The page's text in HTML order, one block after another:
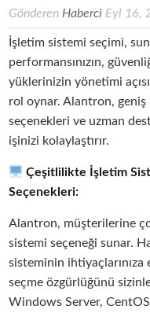
GönderenHaberci Eyl 16,
İşletim sistemi seçimi,
performansınızın,
yüklerinizin yönetimi
rol oynar. Alantron, geniş
seçenekleri ve uzman
işinizi kolaylaştırır.
Çeşitlilikte İşletim
Seçenekleri:
Alantron, müşterilerine
sistemi seçeneği sunar.
sisteminin ihtiyaçlarınıza
seçme özgürlüğünü sizinle
Windows Server,